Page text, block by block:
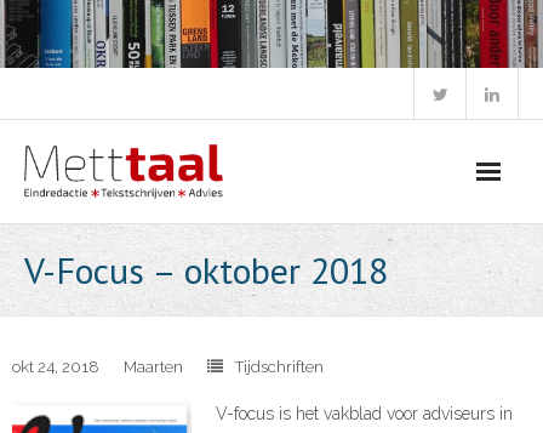
Skip
to
content
V-Focus – oktober 2018
okt 24, 2018 Maarten Tijdschriften
V-focus is het vakblad voor adviseurs in